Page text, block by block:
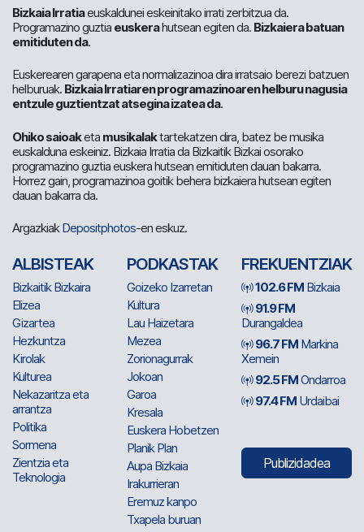
Bizkaia Irratiaeuskaldunei eskeinitako irrati zerbitzua da.
Programazino guztia euskerahutsean egiten da. Bizkaiera batuan
emitiduten da.
Euskerearen garapena eta normalizazinoa dira irratsaio berezi batzuen
helburuak. Bizkaia Irratiaren programazinoaren helburu nagusia
entzule guztientzat atsegina izatea da.
Ohiko saioaketa musikalaktartekatzen dira, batez be musika
euskalduna eskeiniz. Bizkaia Irratia da Bizkaitik Bizkai osorako
programazino guztia euskera hutsean emitiduten dauan bakarra.
Horrez gain, programazinoa goitik behera bizkaiera hutsean egiten
dauan bakarra da.
ArgazkiakDepositphotos-en eskuz.
ALBISTEAK
Bizkaitik Bizkaira
Elizea
Gizartea
Hezkuntza
Kirolak
Kulturea
Nekazaritza eta
arrantza
Politika
Sormena
Zientzia eta
Teknologia
PODKASTAK
Goizeko Izarretan
Kultura
Lau Haizetara
Mezea
Zorionagurrak
Jokoan
Garoa
Kresala
Euskera Hobetzen
Planik Plan
Aupa Bizkaia
Irakurrieran
Eremuz kanpo
Txapela buruan
FREKUENTZIAK
102.6 FM Bizkaia
91.9 FM
Durangaldea
96.7 FM Markina
Xemein
92.5 FMOndarroa
97.4 FM Urdaibai
Publizidadea